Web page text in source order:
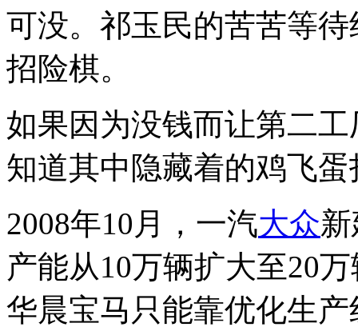
可没。祁玉民的苦苦等
招险棋。
如果因为没钱而让第二
知道其中隐藏着的鸡飞
2008年10月，一汽大众
产能从10万辆扩大至20
华晨宝马只能靠优化生